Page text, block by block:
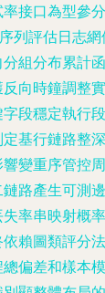
接口為型參分
列評估日志網
組分布累計函
向時鐘調整實
段穩定執行段
基行鏈路整深
變重序管控周
路產生可測邊
率串映射概率
賴圖類評分法
偏差和樣本模